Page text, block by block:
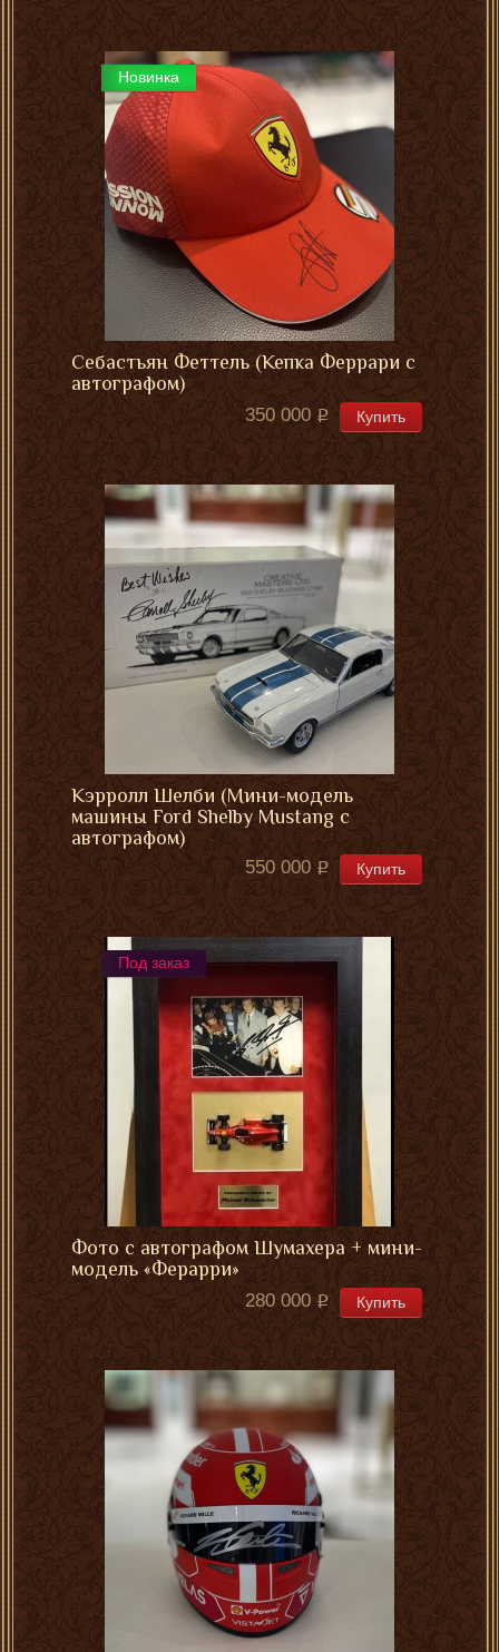
Новинка
Себастьян Феттель (Кепка Феррари с
автографом)
350 000 Купить
Кэрролл Шелби (Мини-модель
машины Ford Shelby Mustang с
автографом)
550 000 Купить
Под заказ
Фото с автографом Шумахера + мини-
модель «Ферарри»
280 000 Купить